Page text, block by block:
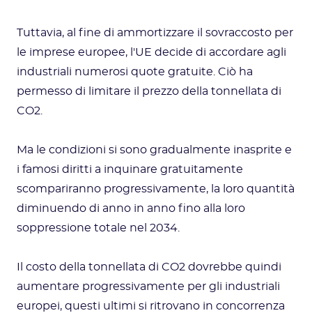
Tuttavia, al fine di ammortizzare il sovraccosto per
le imprese europee, l'UE decide di accordare agli
industriali numerosi quote gratuite. Ciò ha
permesso di limitare il prezzo della tonnellata di
CO2.
Ma le condizioni si sono gradualmente inasprite e
i famosi diritti a inquinare gratuitamente
scompariranno progressivamente, la loro quantità
diminuendo di anno in anno fino alla loro
soppressione totale nel 2034.
‍Il costo della tonnellata di CO2 dovrebbe quindi
aumentare progressivamente per gli industriali
europei, questi ultimi si ritrovano in concorrenza